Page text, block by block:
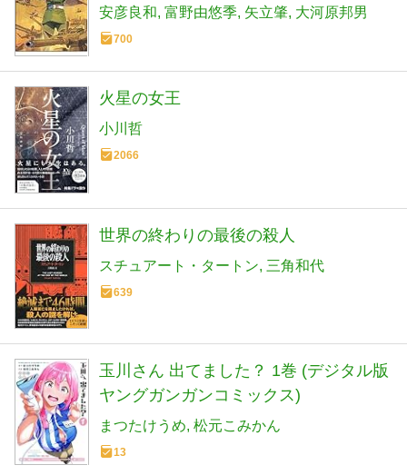
安彦良和 富野由悠季 矢立肇 大河原邦男
700
火星の女王
小川哲
2066
世界の終わりの最後の殺人
スチュアート・タートン 三角和代
639
玉川さん 出てました？ 1巻 (デジタル版
ヤングガンガンコミックス)
まつたけうめ 松元こみかん
13